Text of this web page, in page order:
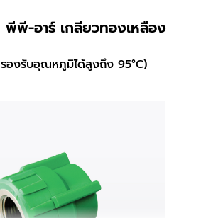
พี-อาร์ เกลียวทองเหลือง
องรับอุณหภูมิได้สูงถึง 95°C)